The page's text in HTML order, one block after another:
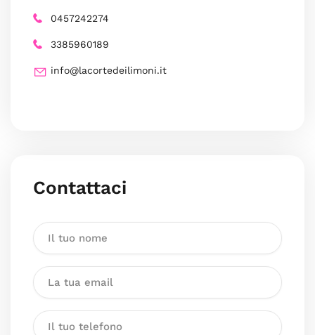
0457242274
3385960189
info@lacortedeilimoni.it
Contattaci